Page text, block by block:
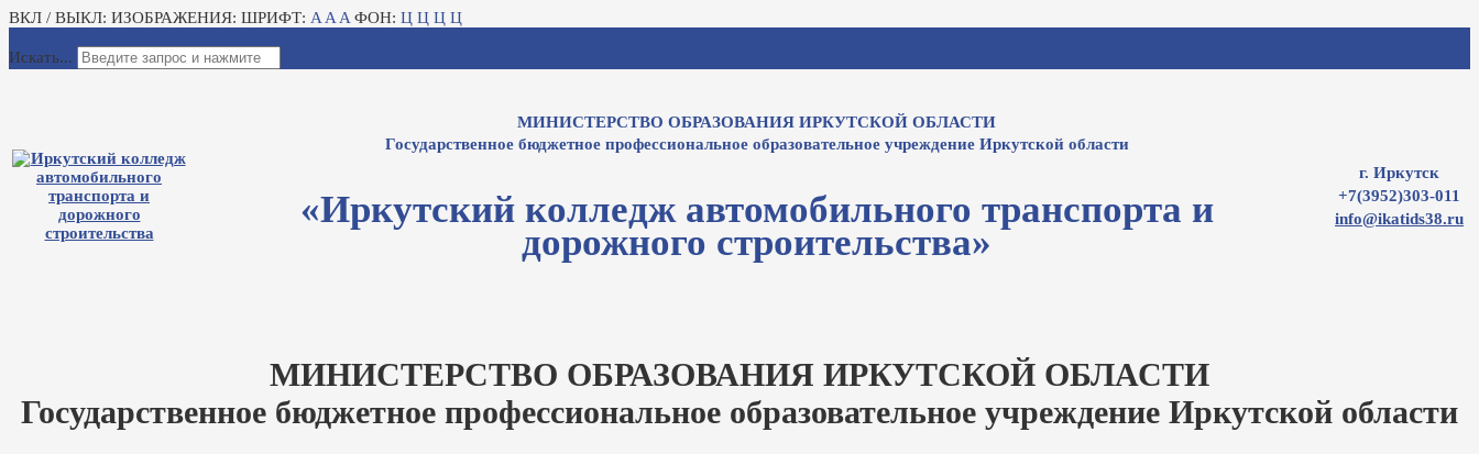
ВКЛ / ВЫКЛ: ИЗОБРАЖЕНИЯ: ШРИФТ: A A A ФОН: Ц Ц Ц Ц
Искать...
МИНИСТЕРСТВО ОБРАЗОВАНИЯ ИРКУТСКОЙ ОБЛАСТИ
Государственное бюджетное профессиональное образовательное учреждение Иркутской области
«Иркутский колледж автомобильного транспорта и
дорожного строительства»
г. Иркутск
+7(3952)303-011
info@ikatids38.ru
МИНИСТЕРСТВО ОБРАЗОВАНИЯ ИРКУТСКОЙ ОБЛАСТИ
Государственное бюджетное профессиональное образовательное учреждение Иркутской области